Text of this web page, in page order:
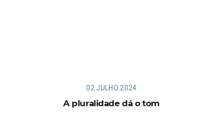
02 JULHO 2024
A pluralidade dá o tom